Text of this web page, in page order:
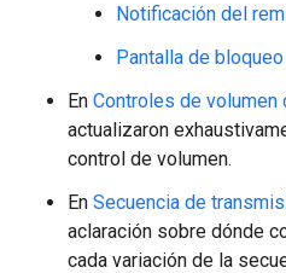
Notificación del
Pantalla de
En Controles de volumen
actualizaron
control de volumen.
En Secuencia de
aclaración sobre dónde
cada variación de la